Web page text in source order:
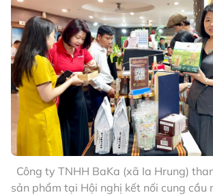
Công ty TNHH BaKa (xã Ia Hrung)
sản phẩm tại Hội nghị kết nối cung cầu